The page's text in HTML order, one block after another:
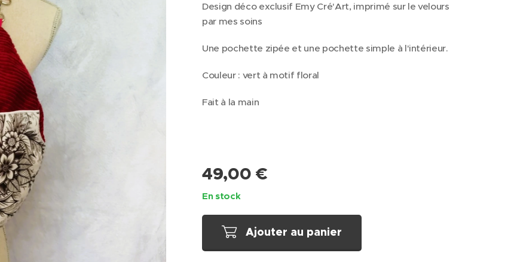
Design déco exclusif Emy Cré'Art, imprimé sur le velours
par mes soins
Une pochette zipée et une pochette simple à l'intérieur.
Couleur : vert à motif floral
Fait à la main
49,00 €
En stock
Ajouter au panier